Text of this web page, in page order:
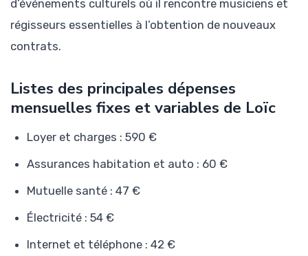
d’événements culturels où il rencontre musiciens et
régisseurs essentielles à l’obtention de nouveaux
contrats.
Listes des principales dépenses
mensuelles fixes et variables de Loïc
Loyer et charges : 590 €
Assurances habitation et auto : 60 €
Mutuelle santé : 47 €
Électricité : 54 €
Internet et téléphone : 42 €